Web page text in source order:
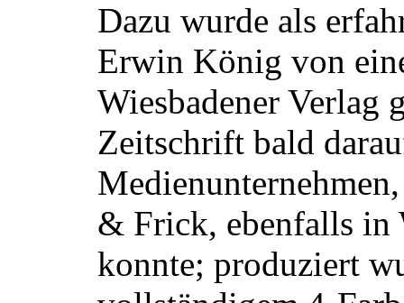
Dazu wurde als
Erwin König von
Wiesbadener Verlag
Zeitschrift bald
& Frick, ebenfalls in
konnte; produziert